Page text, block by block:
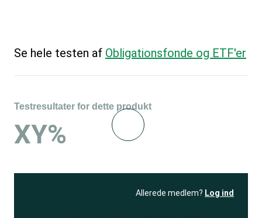
Se hele testen af Obligationsfonde og ETF'er
Testresultater for dette produkt
XY%
Allerede medlem? Log ind